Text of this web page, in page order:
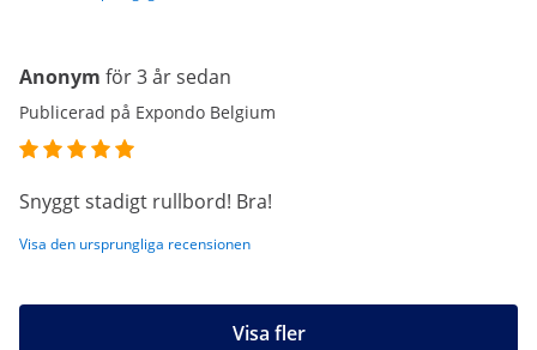
Anonym för 3 år sedan
Publicerad på Expondo Belgium
Snyggt stadigt rullbord! Bra!
Visa den ursprungliga recensionen
Visa fler